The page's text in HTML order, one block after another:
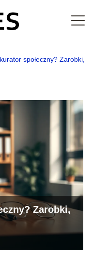
społeczny? Zarobki,
Zarobki,